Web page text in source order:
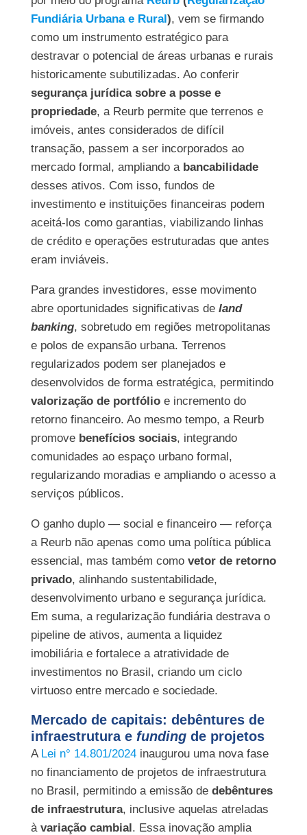
Fundiária Urbana e Rural), vem se firmando
como um instrumento estratégico para
destravar o potencial de áreas urbanas e rurais
historicamente subutilizadas. Ao conferir
segurança jurídica sobre a posse e
propriedade, a Reurb permite que terrenos e
imóveis, antes considerados de difícil
transação, passem a ser incorporados ao
mercado formal, ampliando a bancabilidade
desses ativos. Com isso, fundos de
investimento e instituições financeiras podem
aceitá-los como garantias, viabilizando linhas
de crédito e operações estruturadas que antes
eram inviáveis.
Para grandes investidores, esse movimento
abre oportunidades significativas de land
banking, sobretudo em regiões metropolitanas
e polos de expansão urbana. Terrenos
regularizados podem ser planejados e
desenvolvidos de forma estratégica, permitindo
valorização de portfólioe incremento do
retorno financeiro. Ao mesmo tempo, a Reurb
promove benefícios sociais, integrando
comunidades ao espaço urbano formal,
regularizando moradias e ampliando o acesso a
serviços públicos.
O ganho duplo — social e financeiro — reforça
a Reurb não apenas como uma política pública
essencial, mas também como vetor de retorno
privado, alinhando sustentabilidade,
desenvolvimento urbano e segurança jurídica.
Em suma, a regularização fundiária destrava o
pipeline de ativos, aumenta a liquidez
imobiliária e fortalece a atratividade de
investimentos no Brasil, criando um ciclo
virtuoso entre mercado e sociedade.
Mercado de capitais: debêntures de
infraestrutura e fundingde projetos
A Lei n° 14.801/2024inaugurou uma nova fase
no financiamento de projetos de infraestrutura
no Brasil, permitindo a emissão de debêntures
de infraestrutura, inclusive aquelas atreladas
à variação cambial. Essa inovação amplia